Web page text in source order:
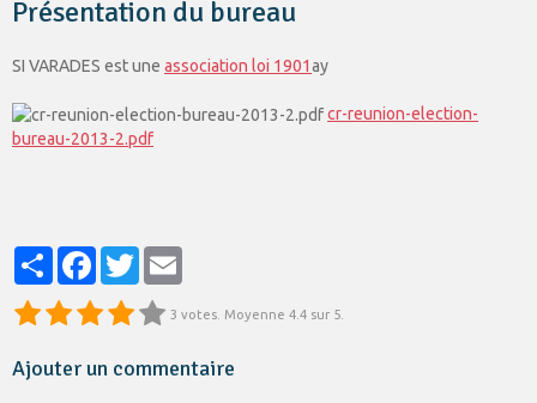
Présentation du bureau
SI VARADES est une association loi 1901ay
cr-reunion-election-
bureau-2013-2.pdf
PartagerFacebook
Twitter
3 votes. Moyenne 4.4 sur 5.
Ajouter un commentaire